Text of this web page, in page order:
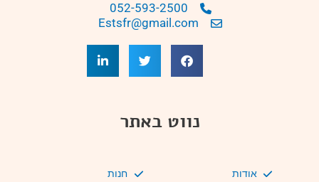
052-593-2500
Estsfr@gmail.com
נווט באתר
אודות
חנות